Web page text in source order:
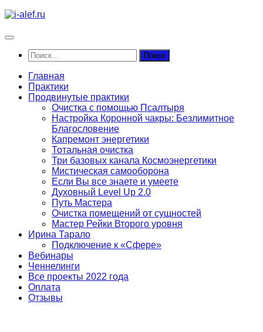
Перейти
содержимому
Найти:
Главная
Практики
Продвинутые практики
Очистка с помощью Псалтыря
Настройка Коронной чакры: Безлимитное
Благословение
Капремонт энергетики
Тотальная очистка
Три базовых канала Космоэнергетики
Мистическая самооборона
Если Вы все знаете и умеете
Духовный Level Up 2.0
Путь Мастера
Очистка помещений от сущностей
Мастер Рейки Второго уровня
Ирина Тарало
Подключение к «Сфере»
Вебинары
Ченнелинги
Все проекты 2022 года
Оплата
Отзывы